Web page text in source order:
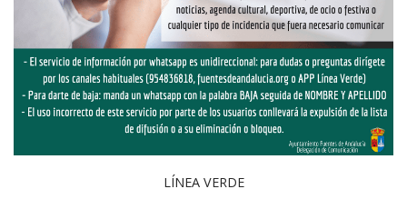
LÍNEA VERDE